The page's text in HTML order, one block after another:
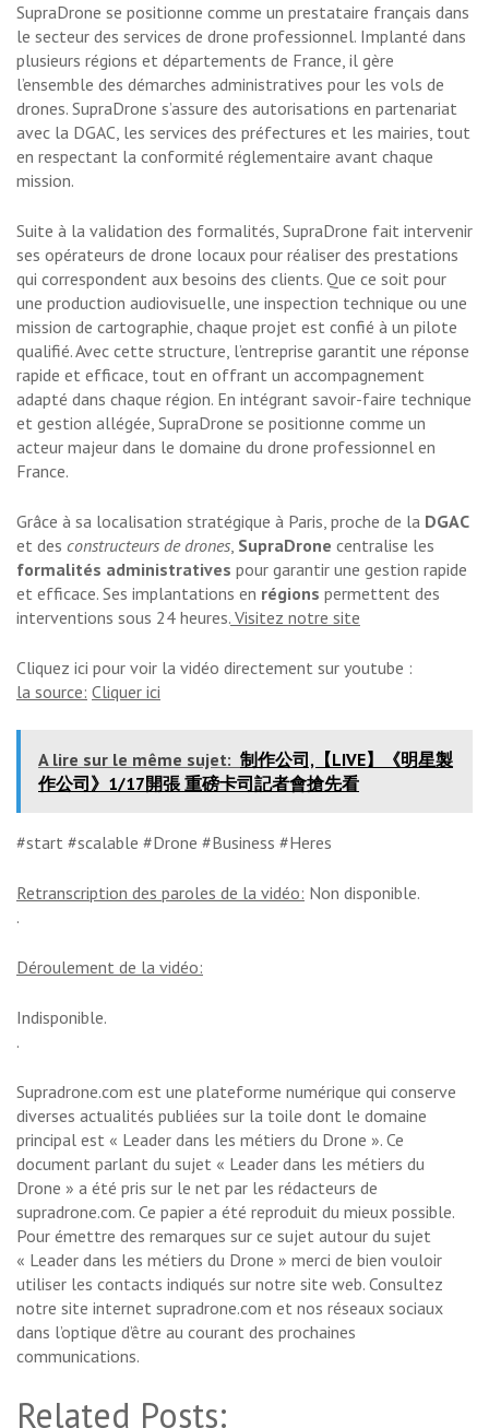
SupraDrone se positionne comme un prestataire français dans
le secteur des services de drone professionnel. Implanté dans
plusieurs régions et départements de France, il gère
l’ensemble des démarches administratives pour les vols de
drones. SupraDrone s’assure des autorisations en partenariat
avec la DGAC, les services des préfectures et les mairies, tout
en respectant la conformité réglementaire avant chaque
mission.
Suite à la validation des formalités, SupraDrone fait intervenir
ses opérateurs de drone locaux pour réaliser des prestations
qui correspondent aux besoins des clients. Que ce soit pour
une production audiovisuelle, une inspection technique ou une
mission de cartographie, chaque projet est confié à un pilote
qualifié. Avec cette structure, l’entreprise garantit une réponse
rapide et efficace, tout en offrant un accompagnement
adapté dans chaque région. En intégrant savoir-faire technique
et gestion allégée, SupraDrone se positionne comme un
acteur majeur dans le domaine du drone professionnel en
France.
Grâce à sa localisation stratégique à Paris, proche de la DGAC
et des constructeurs de drones, SupraDrone centralise les
formalités administratives pour garantir une gestion rapide
et efficace. Ses implantations en régions permettent des
interventions sous 24 heures. Visitez notre site
Cliquez ici pour voir la vidéo directement sur youtube :
la source: Cliquer ici
A lire sur le même sujet: 制作公司,【LIVE】《明星製
作公司》1/17開張 重磅卡司記者會搶先看
#start #scalable #Drone #Business #Heres
Retranscription des paroles de la vidéo: Non disponible.
.
Déroulement de la vidéo:
Indisponible.
.
Supradrone.com est une plateforme numérique qui conserve
diverses actualités publiées sur la toile dont le domaine
principal est « Leader dans les métiers du Drone ». Ce
document parlant du sujet « Leader dans les métiers du
Drone » a été pris sur le net par les rédacteurs de
supradrone.com. Ce papier a été reproduit du mieux possible.
Pour émettre des remarques sur ce sujet autour du sujet
« Leader dans les métiers du Drone » merci de bien vouloir
utiliser les contacts indiqués sur notre site web. Consultez
notre site internet supradrone.com et nos réseaux sociaux
dans l’optique d’être au courant des prochaines
communications.
Related Posts: